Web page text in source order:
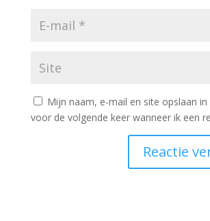
Mijn naam, e-mail en site opslaan
voor de volgende keer wanneer ik een